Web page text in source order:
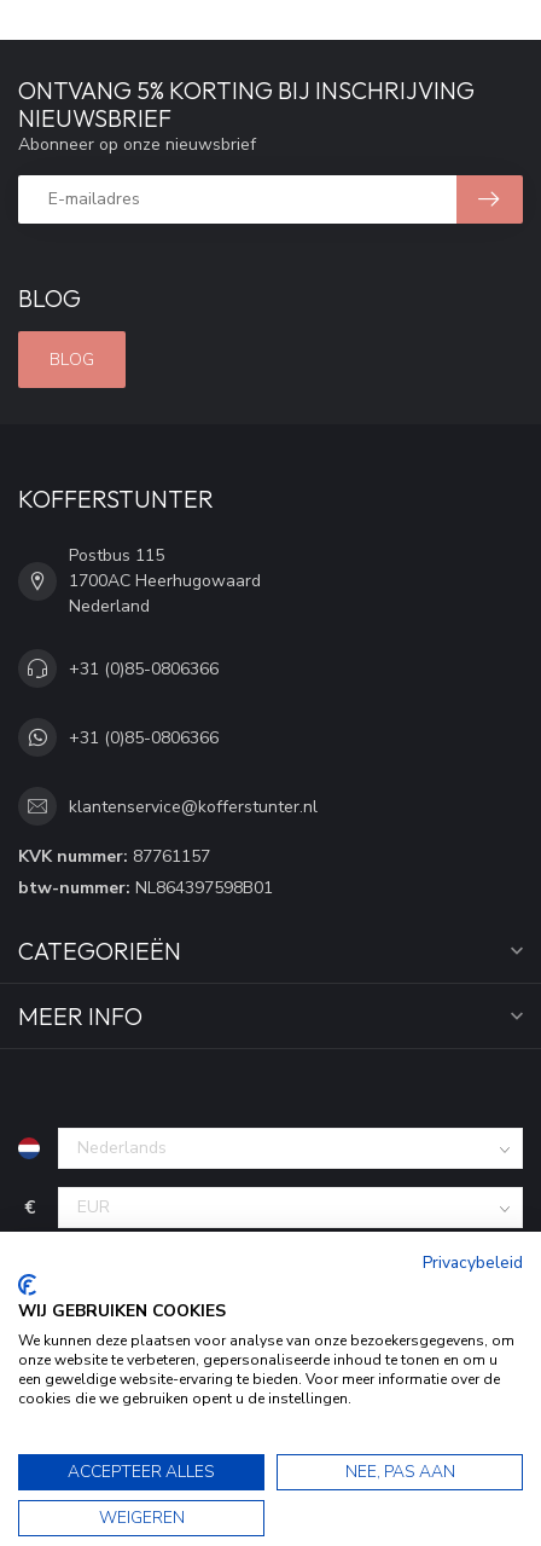
BLOG
BLOG
ONTVANG 5% KORTING BIJ INSCHRIJVING
NIEUWSBRIEF
Abonneer op onze nieuwsbrief
KOFFERSTUNTER
Postbus 115
1700AC Heerhugowaard
Nederland
+31 (0)85-0806366
+31 (0)85-0806366
klantenservice@kofferstunter.nl
KVK nummer: 87761157
btw-nummer: NL864397598B01
CATEGORIEËN
MEER INFO
€
Begingoed.nl design
gebruik van cookies om onze website te verbeteren.
Dit bericht verbergen
Bekijk ons Privacy Statement voor meer informatie »
9.5
Privacybeleid
WIJ GEBRUIKEN COOKIES
We kunnen deze plaatsen voor analyse van onze bezoekersgegevens, om
onze website te verbeteren, gepersonaliseerde inhoud te tonen en om u
een geweldige website-ervaring te bieden. Voor meer informatie over de
cookies die we gebruiken opent u de instellingen.
ACCEPTEER ALLES
NEE, PAS AAN
WEIGEREN